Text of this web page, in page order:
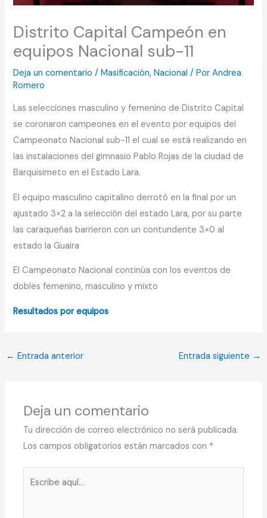
Distrito Capital Campeón en
equipos Nacional sub-11
Deja un comentario /Masificación,Nacional / PorAndrea
Romero
Las selecciones masculino y femenino de Distrito Capital
se coronaron campeones en el evento por equipos del
Campeonato Nacional sub-11 el cual se está realizando en
las instalaciones del gimnasio Pablo Rojas de la ciudad de
Barquisimeto en el Estado Lara.
El equipo masculino capitalino derrotó en la final por un
ajustado 3×2 a la selección del estado Lara, por su parte
las caraqueñas barrieron con un contundente 3×0 al
estado la Guaira
El Campeonato Nacional continúa con los eventos de
dobles femenino, masculino y mixto
Resultados por equipos
← Entrada anterior Entrada siguiente →
Deja un comentario
Tu dirección de correo electrónico no será publicada.
Los campos obligatorios están marcados con *